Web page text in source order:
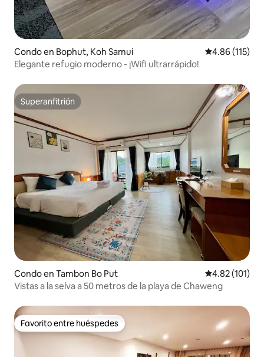
Condo en Bophut, Koh Samui Calificación
4.86 (115)
Elegante refugio moderno - ¡Wifi ultrarrápido!
Superanfitrión
Superanfitrión
Condo en Tambon Bo Put Calificación
4.82 (101)
Vistas a la selva a 50 metros de la playa de Chaweng
Favorito entre huéspedes
Favorito entre huéspedes